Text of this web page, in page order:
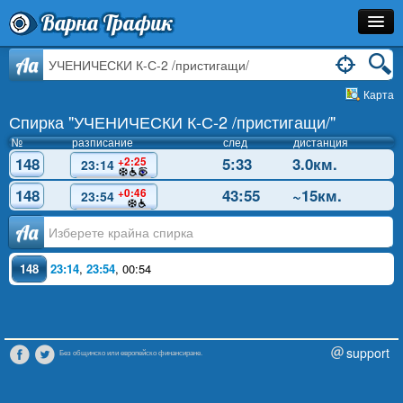
Варна Трафик
Спирка
Разписание
Как Да Стигна?
Инфо
Aa
Карта
Спирка "УЧЕНИЧЕСКИ К-С-2 /пристигащи/"
№ разписание след дистанция
148 23:14 +2:25 5:33
3.0км.
148
23:54 +0:46 43:55 ~15км.
Аа
148 23:14, 23:54, 00:54
Без общинско или европейско финансиране. support